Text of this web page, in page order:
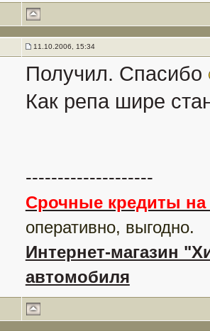
11.10.2006, 15:34
Получил. Спасибо
Как репа шире
--------------------
Срочные кредиты на
оперативно, выгодно.
Интернет-магазин
автомобиля